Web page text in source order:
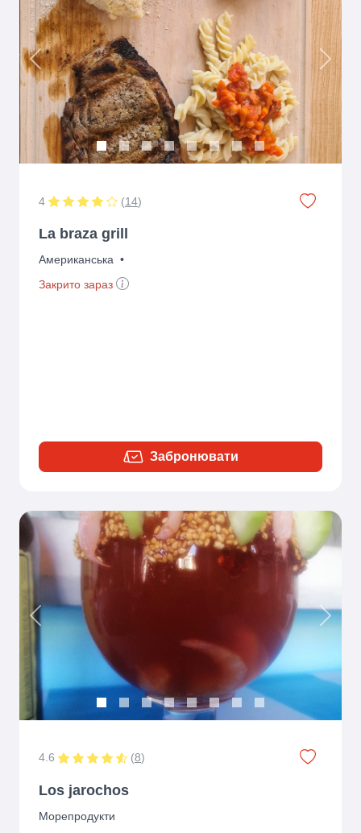
Previous Next
4 (14)
La braza grill
Американська •
Закрито зараз
Забронювати
Previous Next
4.6 (8)
Los jarochos
Морепродукти